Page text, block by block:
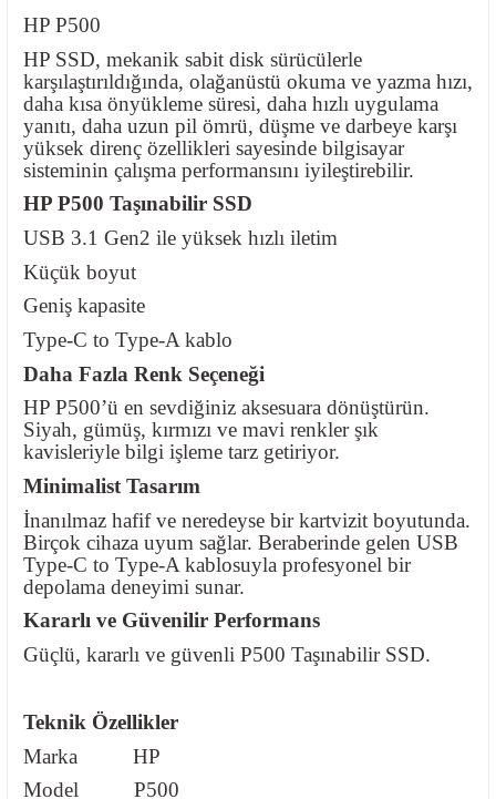
HP P500
HP SSD, mekanik sabit disk sürücülerle
karşılaştırıldığında, olağanüstü okuma ve yazma hızı,
daha kısa önyükleme süresi, daha hızlı uygulama
yanıtı, daha uzun pil ömrü, düşme ve darbeye karşı
yüksek direnç özellikleri sayesinde bilgisayar
sisteminin çalışma performansını iyileştirebilir.
HP P500 Taşınabilir SSD
USB 3.1 Gen2 ile yüksek hızlı iletim
Küçük boyut
Geniş kapasite
Type-C to Type-A kablo
Daha Fazla Renk Seçeneği
HP P500’ü en sevdiğiniz aksesuara dönüştürün.
Siyah, gümüş, kırmızı ve mavi renkler şık
kavisleriyle bilgi işleme tarz getiriyor.
Minimalist Tasarım
İnanılmaz hafif ve neredeyse bir kartvizit boyutunda.
Birçok cihaza uyum sağlar. Beraberinde gelen USB
Type-C to Type-A kablosuyla profesyonel bir
depolama deneyimi sunar.
Kararlı ve Güvenilir Performans
Güçlü, kararlı ve güvenli P500 Taşınabilir SSD.
Teknik Özellikler
Marka
HP
Model
P500